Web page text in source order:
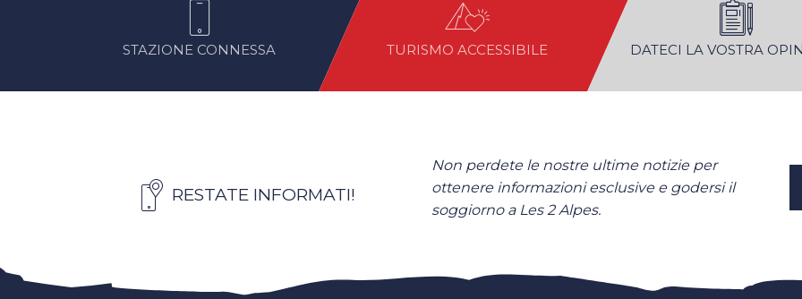
STAZIONE CONNESSA TURISMO ACCESSIBILE DATECI LA VOSTRA
RESTATE INFORMATI!
Non perdete le nostre ultime notizie per
ottenere informazioni esclusive e godersi il
soggiorno a Les 2 Alpes.